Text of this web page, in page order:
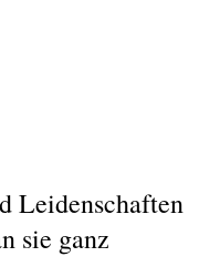
Leidenschaften
sie ganz